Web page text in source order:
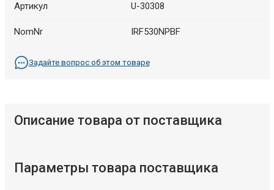
Артикул U-30308
NomNr IRF530NPBF
Задайте вопрос об этом товаре
Описание товара от поставщика
Параметры товара поставщика